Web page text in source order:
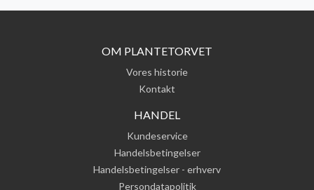
OM PLANTETORVET
Vores historie
Kontakt
HANDEL
Kundeservice
Handelsbetingelser
Handelsbetingelser - erhverv
Persondatapolitik